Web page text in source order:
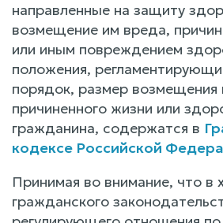
направленные на защиту
возмещение им вреда,
или иным повреждением
положения,
порядок, размер возмещения
причиненного жизни или
гражданина, содержатся в
кодексе Российской
Принимая во внимание, что в
гражданского